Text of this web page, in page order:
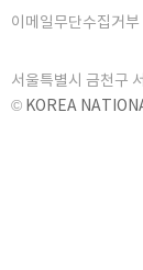
이메일무단수집거부
서울특별시 금천구
© KOREA